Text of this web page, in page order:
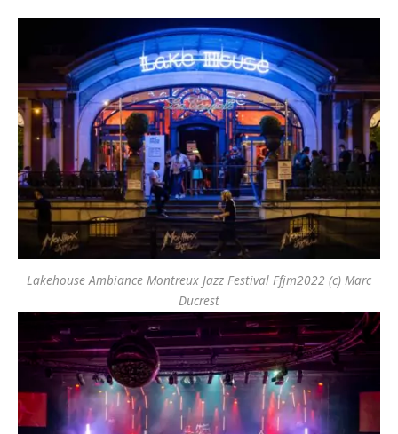
Lakehouse Ambiance Montreux Jazz Festival Ffjm2022 (c) Marc
Ducrest